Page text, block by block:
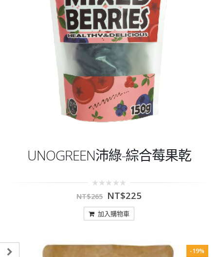
UNOGREEN沛綠-綜合莓果乾
out
5
NT$265 NT$225
加入購物車
-19%